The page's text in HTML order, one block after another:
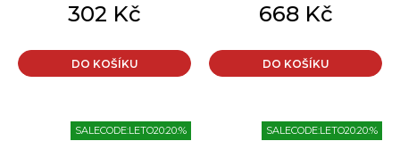
302 Kč
DO KOŠÍKU
668 Kč
DO KOŠÍKU
SALECODE:LETO20:20:% SALECODE:LETO20:20:%